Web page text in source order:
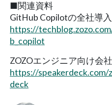
■関連資料
GitHub Copilotの全社導
https://
b_copilot
ZOZOエンジニア向け会
https://speakerdeck.com/
deck